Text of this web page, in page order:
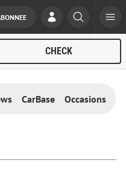
CarBase Occasions